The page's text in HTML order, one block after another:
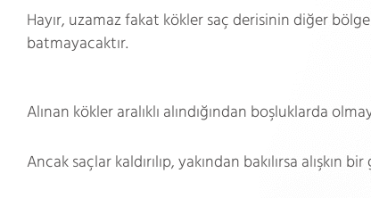
Hayır, uzamaz fakat kökler saç derisinin diğer
batmayacaktır.
Alınan kökler aralıklı alındığından boşluklarda
Ancak saçlar kaldırılıp, yakından bakılırsa alışkın